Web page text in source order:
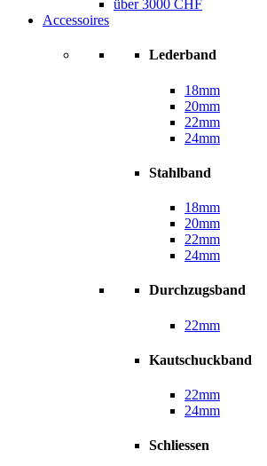
über 3000 CHF
Accessoires
Lederband
18mm
20mm
22mm
24mm
Stahlband
18mm
20mm
22mm
24mm
Durchzugsband
22mm
Kautschuckband
22mm
24mm
Schliessen